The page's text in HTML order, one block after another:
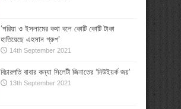
‘শরিয়া ও ইসলামের কথা বলে কোটি কোটি টাকা
হাতিয়েছে এহসান গ্রুপ’
14th September 2021
বিচারপতি বাবার কন্যা সিলেটী জিনাতের ‘নিউইয়র্ক জয়’
13th September 2021